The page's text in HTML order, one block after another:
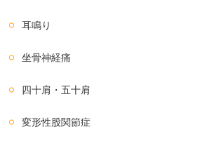
耳鳴り
坐骨神経痛
四十肩・五十肩
変形性股関節症